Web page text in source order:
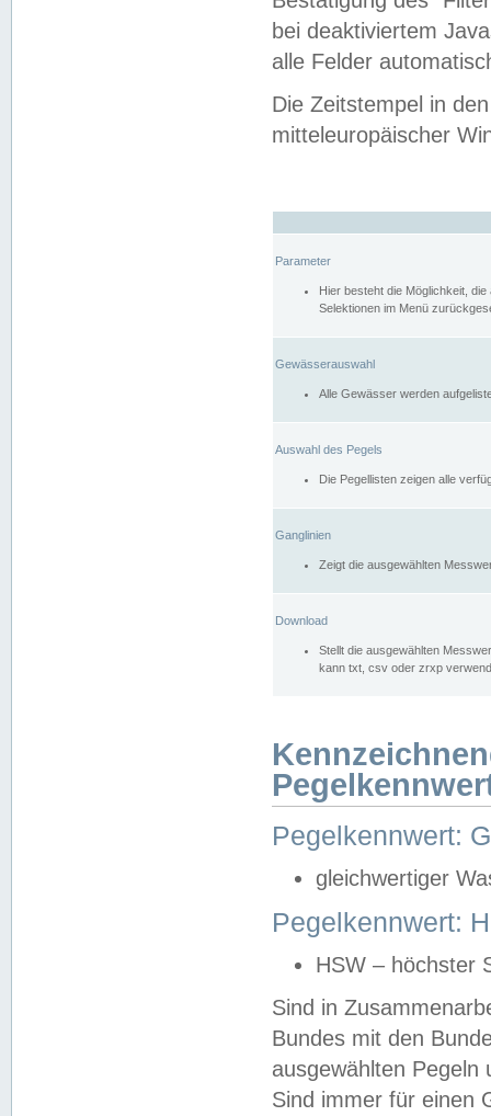
bei deaktiviertem
alle Felder
Die Zeitstempel in
mitteleuropäischer
Parameter
Hier besteht die Möglichkeit,
Selektionen im Menü
Gewässerauswahl
Alle Gewässer werden
Auswahl des Pegels
Die Pegellisten zeigen alle
Ganglinien
Zeigt die ausgewählten
Download
Stellt die ausgewählten
kann txt, csv oder zrxp
Pegelkennwert:
gleichwertiger
Pegelkennwert:
HSW – höchster
Sind in
Bundes mit den
ausgewählten
Sind immer für einen